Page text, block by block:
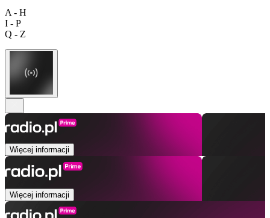
A - H
I - P
Q - Z
Więcej informacji
Więcej informacji